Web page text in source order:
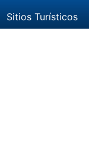
Sitios Turísticos